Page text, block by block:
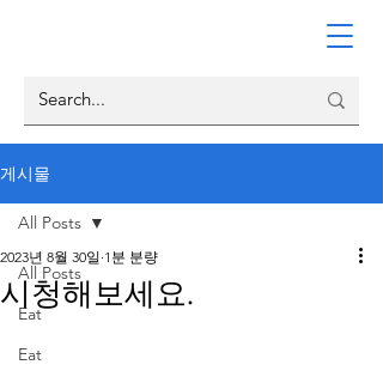
게시물
All Posts
Eat
Eat
All Posts
시청해보세요.
2023년 8월 30일 1분 분량